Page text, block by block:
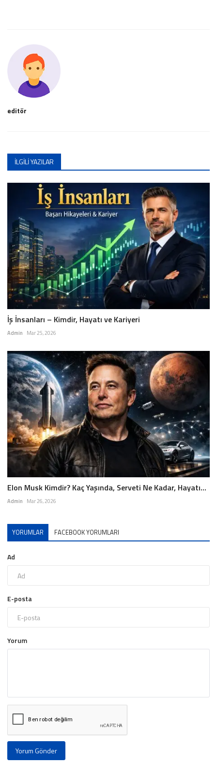
editör
İLGILI YAZILAR
İş İnsanları – Kimdir, Hayatı ve Kariyeri
Admin Mar 25, 2026
Elon Musk Kimdir? Kaç Yaşında, Serveti Ne Kadar, Hayatı...
Admin Mar 26, 2026
YORUMLAR FACEBOOK YORUMLARI
Ad
E-posta
Yorum
Yorum Gönder